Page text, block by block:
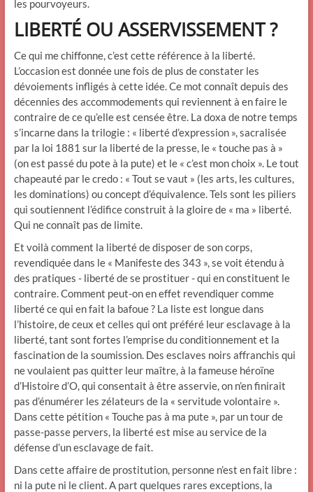
les pourvoyeurs.
LIBERTÉ OU ASSERVISSEMENT ?
Ce qui me chiffonne, c’est cette référence à la liberté.
L’occasion est donnée une fois de plus de constater les
dévoiements infligés à cette idée. Ce mot connaît depuis des
décennies des accommodements qui reviennent à en faire le
contraire de ce qu’elle est censée être. La doxa de notre temps
s’incarne dans la trilogie : « liberté d’expression », sacralisée
par la loi 1881 sur la liberté de la presse, le « touche pas à »
(on est passé du pote à la pute) et le « c’est mon choix ». Le tout
chapeauté par le credo : « Tout se vaut » (les arts, les cultures,
les dominations) ou concept d’équivalence. Tels sont les piliers
qui soutiennent l’édifice construit à la gloire de « ma » liberté.
Qui ne connaît pas de limite.
Et voilà comment la liberté de disposer de son corps,
revendiquée dans le « Manifeste des 343 », se voit étendu à
des pratiques - liberté de se prostituer - qui en constituent le
contraire. Comment peut-on en effet revendiquer comme
liberté ce qui en fait la bafoue ? La liste est longue dans
l’histoire, de ceux et celles qui ont préféré leur esclavage à la
liberté, tant sont fortes l’emprise du conditionnement et la
fascination de la soumission. Des esclaves noirs affranchis qui
ne voulaient pas quitter leur maître, à la fameuse héroïne
d’Histoire d’O, qui consentait à être asservie, on n’en finirait
pas d’énumérer les zélateurs de la « servitude volontaire ».
Dans cette pétition « Touche pas à ma pute », par un tour de
passe-passe pervers, la liberté est mise au service de la
défense d’un esclavage de fait.
Dans cette affaire de prostitution, personne n’est en fait libre :
ni la pute ni le client. A part quelques rares exceptions, la